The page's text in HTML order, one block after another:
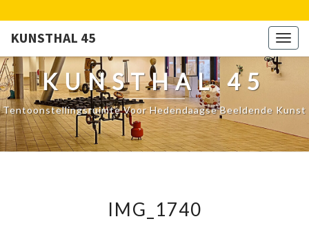
KUNSTHAL 45
KUNSTHAL 45
Tentoonstellingsruimte Voor Hedendaagse Beeldende Kunst
IMG_1740